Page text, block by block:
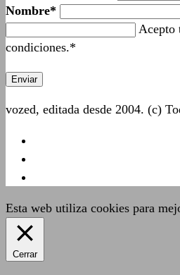
Nombre*
Acepto
condiciones.*
vozed, editada desde 2004. (c)
Esta web utiliza cookies para
Cerrar